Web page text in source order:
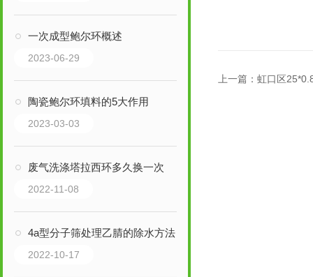
一次成型鲍尔环概述
2023-06-29
陶瓷鲍尔环填料的5大作用
2023-03-03
废气洗涤塔拉西环多久换一次
2022-11-08
4a型分子筛处理乙腈的除水方法
2022-10-17
上一篇： 虹口区